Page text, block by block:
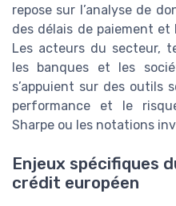
repose sur l’analyse de
des délais de paiement et
Les acteurs du secteur,
les banques et les
s’appuient sur des outils
performance et le
Sharpe ou les notations
Enjeux spécifiques
crédit européen